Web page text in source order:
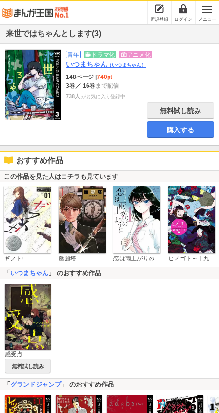
新規登録 ログイン メニュー
来世ではちゃんとします(3)
青年 ドラマ化 アニメ化
いつまちゃん （いつまちゃん）
148ページ 740pt
3巻／ 16巻まで配信
738人 がお気に入り登録中
無料試し読み
購入する
おすすめ作品
この作品を見た人はコチラも見ています
ギフト± 幽麗塔 恋は雨上がりのように ヒメゴト～十九歳の制服～
「 いつまちゃん 」 のおすすめ作品
感受点
無料試し読み
「 グランドジャンプ」 のおすすめ作品